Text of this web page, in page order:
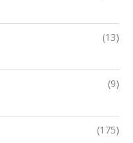
(13)
(9)
(175)